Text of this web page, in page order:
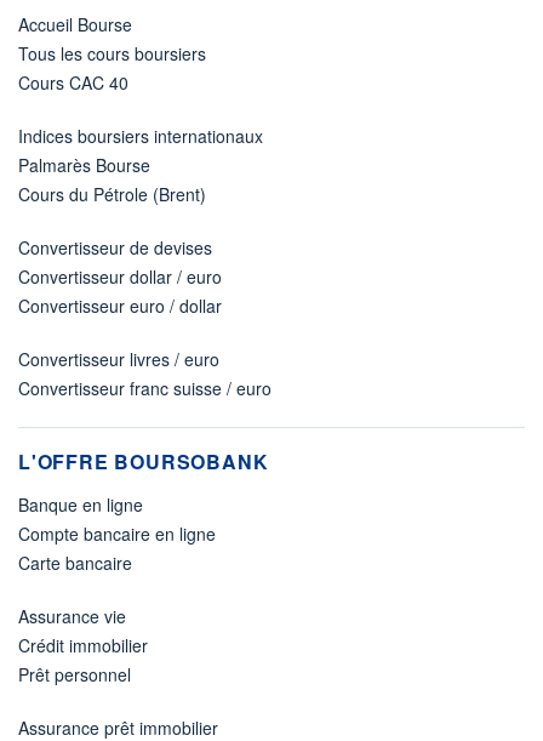
Accueil Bourse
Tous les cours boursiers
Cours CAC 40
Indices boursiers internationaux
Palmarès Bourse
Cours du Pétrole (Brent)
Convertisseur de devises
Convertisseur dollar / euro
Convertisseur euro / dollar
Convertisseur livres / euro
Convertisseur franc suisse / euro
L'OFFRE BOURSOBANK
Banque en ligne
Compte bancaire en ligne
Carte bancaire
Assurance vie
Crédit immobilier
Prêt personnel
Assurance prêt immobilier